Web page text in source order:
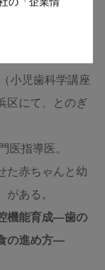
の「企業情
小児歯科学講座
区にて、とのぎ
医指導医。
た赤ちゃんと幼
がある。
機能育成―歯の
の進め方―